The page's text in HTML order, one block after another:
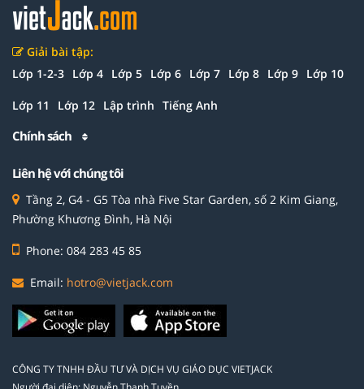
Giải bài tập:
Lớp 1-2-3 Lớp 4 Lớp 5 Lớp 6 Lớp 7 Lớp 8 Lớp 9 Lớp 10
Lớp 11 Lớp 12 Lập trình Tiếng Anh
Chính sách
Liên hệ với chúng tôi
Tầng 2, G4 - G5 Tòa nhà Five Star Garden, số 2 Kim Giang,
Phường Khương Đình, Hà Nội
Phone: 084 283 45 85
Email: hotro@vietjack.com
CÔNG TY TNHH ĐẦU TƯ VÀ DỊCH VỤ GIÁO DỤC VIETJACK